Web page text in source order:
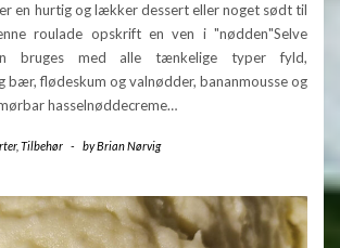
en hurtig og lækker dessert eller noget sødt til
roulade opskrift en ven i "nødden"Selve
bruges med alle tænkelige typer fyld,
flødeskum og valnødder, bananmousse og
hasselnøddecreme…
, Tilbehør - byBrian Nørvig